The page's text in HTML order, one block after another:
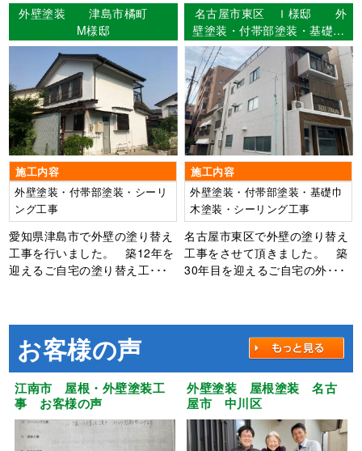
外壁塗装 津島市橘町
M様邸
施工内容
外壁塗装・付帯部塗装・シーリ
ング工事
愛知県津島市で外壁の塗り替え
工事を行いました。 築12年を
迎えるご自宅の塗り替え工･･･
名古屋市東区 Ｉ様邸 外
壁塗装・付帯部塗装・基礎巾
木塗装・シーリング工事
施工内容
外壁塗装・付帯部塗装・基礎巾
木塗装・シーリング工事
名古屋市東区で外壁の塗り替え
工事をさせて頂きました。 築
30年目を迎えるご自宅の外･･･
お客様の声
江南市 屋根・外壁塗装工
事 お客様の声
外壁塗装 屋根塗装 名古
屋市 中川区